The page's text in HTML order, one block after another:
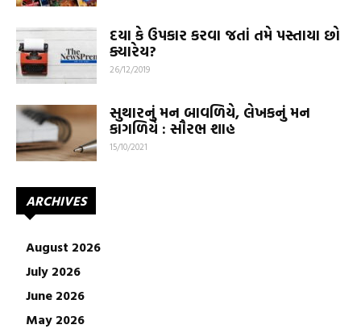
દયા કે ઉપકાર કરવા જતાં તમે પસ્તાયા છો
ક્યારેય?
26/12/2019
સુથારનું મન બાવળિયે, લેખકનું મન
કાગળિયે : સૌરભ શાહ
15/10/2021
ARCHIVES
August 2026
July 2026
June 2026
May 2026